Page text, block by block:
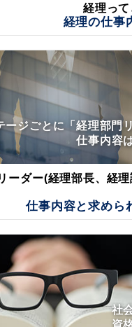
経理って
経理の仕事
ージごとに「経理部門
仕事内容
ーダー(経理部長、経
仕事内容と求めら
社
資